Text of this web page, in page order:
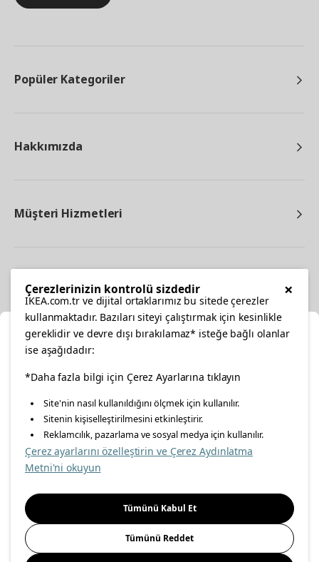
Popüler Kategoriler
Hakkımızda
Müşteri Hizmetleri
facebooktwitterinstagrampinterestyoutube
linkedin
Enerji Politikası Bilgi Güvenliği Politikası
Gıda Güvenliği Politikası
Önemli Bilgilendirme İnternet Sitesi Gizlilik Politikası
Kişisel Verilerin Korunması
Konumunuzu Seçin
İnternetten vereceğiniz siparişlerinizde size özel hizmet ve
içerikleri görebilmek için lütfen konumuzu seçin.
İl seçiniz
Seçiniz
×
Çerezlerinizin kontrolü sizdedir
IKEA.com.tr ve dijital ortaklarımız bu sitede çerezler
kullanmaktadır. Bazıları siteyi çalıştırmak için kesinlikle
gereklidir ve devre dışı bırakılamaz* isteğe bağlı olanlar
ise aşağıdadır:
*Daha fazla bilgi için Çerez Ayarlarına tıklayın
Site'nin nasıl kullanıldığını ölçmek için kullanılır.
Sitenin kişiselleştirilmesini etkinleştirir.
Reklamcılık, pazarlama ve sosyal medya için kullanılır.
Çerez ayarlarını özelleştirin ve Çerez Aydınlatma
Metni'ni okuyun
Tümünü Kabul Et
Tümünü Reddet